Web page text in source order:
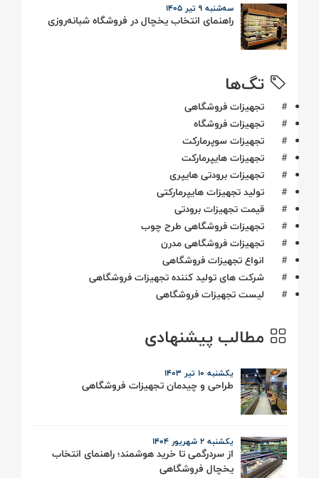
سه‌شنبه 9 تیر ۱۴۰۵
راهنمای انتخاب یخچال در فروشگاه شبانه‌روزی
تگ‌ها
#
تجهیزات فروشگاهی
#
تجهیزات فروشگاه
#
تجهیزات سوپرمارکت
#
تجهیزات هایپرمارکت
#
تجهیزات برودتی هایپری
#
تولید تجهیزات هایپرمارکتی
#
قیمت تجهیزات برودتی
#
تجهیزات فروشگاهی طرح چوب
#
تجهیزات فروشگاهی مدرن
#
انواع تجهیزات فروشگاهی
#
شرکت های تولید کننده تجهیزات فروشگاهی
#
لیست تجهیزات فروشگاهی
مطالب پیشنهادی
یکشنبه 10 تیر ۱۴۰3
طراحی و چیدمان تجهیزات فروشگاهی
یکشنبه 2 شهریور ۱۴۰۴
از سردرگمی تا خرید هوشمند؛ راهنمای انتخاب
یخچال فروشگاهی